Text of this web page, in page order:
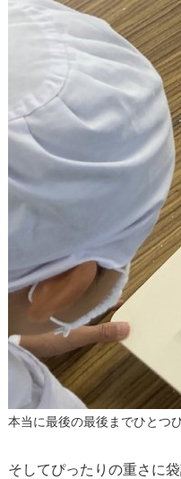
本当に最後の最後までひとつ
そしてぴったりの重さに